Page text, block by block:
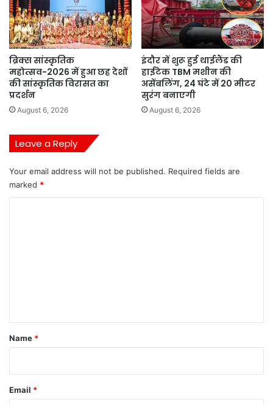
ब्रिक्स सांस्कृतिक
महोत्सव-2026 में हुआ छह देशों
की सांस्कृतिक विरासत का
प्रदर्शन
August 6, 2026
इंदौर में शुरू हुई थाईलैंड की
हाईटेक TBM मशीन की
असेंबलिंग, 24 घंटे में 20 मीटर
सुरंग बनाएगी
August 6, 2026
Leave a Reply
Your email address will not be published. Required fields are
marked *
*
Name *
Email *